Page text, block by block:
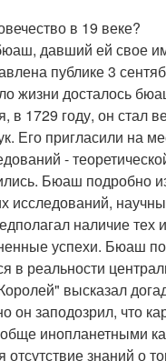
в 19 веке?
давший ей свое
публике 3
жизни досталось
в 1729 году, он стал
Его пригласили на
-
Бюаш подробно
наличие тех
успехи. Бюаш
реальности
высказал
заподозрил, что
инопланетными
знаний о